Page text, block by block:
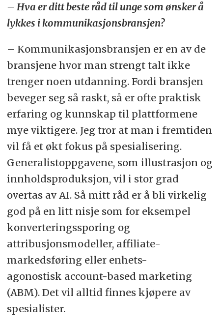
– Hva er ditt beste råd til unge som ønsker å
lykkes i kommunikasjonsbransjen?
– Kommunikasjonsbransjen er en av de
bransjene hvor man strengt talt ikke
trenger noen utdanning. Fordi bransjen
beveger seg så raskt, så er ofte praktisk
erfaring og kunnskap til plattformene
mye viktigere. Jeg tror at man i fremtiden
vil få et økt fokus på spesialisering.
Generalistoppgavene, som illustrasjon og
innholdsproduksjon, vil i stor grad
overtas av AI. Så mitt råd er å bli virkelig
god på en litt nisje som for eksempel
konverteringssporing og
attribusjonsmodeller, affiliate-
markedsføring eller enhets-
agonostisk account-based marketing
(ABM). Det vil alltid finnes kjøpere av
spesialister.